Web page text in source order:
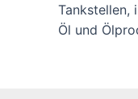
Tankstellen,
Öl und